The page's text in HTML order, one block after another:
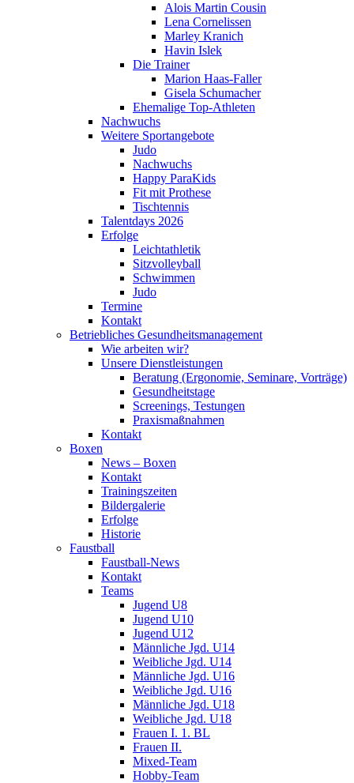
Alois Martin Cousin
Lena Cornelissen
Marley Kranich
Havin Islek
Die Trainer
Marion Haas-Faller
Gisela Schumacher
Ehemalige Top-Athleten
Nachwuchs
Weitere Sportangebote
Judo
Nachwuchs
Happy ParaKids
Fit mit Prothese
Tischtennis
Talentdays 2026
Erfolge
Leichtathletik
Sitzvolleyball
Schwimmen
Judo
Termine
Kontakt
Betriebliches Gesundheits­management
Wie arbeiten wir?
Unsere Dienstleistungen
Beratung (Ergonomie, Seminare, Vorträge)
Gesundheitstage
Screenings, Testungen
Praxismaßnahmen
Kontakt
Boxen
News – Boxen
Kontakt
Trainingszeiten
Bildergalerie
Erfolge
Historie
Faustball
Faustball-News
Kontakt
Teams
Jugend U8
Jugend U10
Jugend U12
Männliche Jgd. U14
Weibliche Jgd. U14
Männliche Jgd. U16
Weibliche Jgd. U16
Männliche Jgd. U18
Weibliche Jgd. U18
Frauen I. 1. BL
Frauen II.
Mixed-Team
Hobby-Team